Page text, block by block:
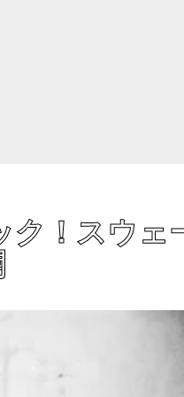
ク！スウェ